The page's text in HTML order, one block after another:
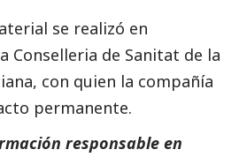
se realizó en
Conselleria de Sanitat de la
con quien la compañía
permanente.
responsable en